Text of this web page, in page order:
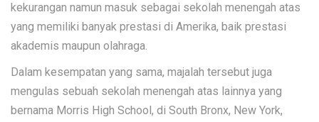
kekurangan namun masuk sebagai sekolah menengah atas
yang memiliki banyak prestasi di Amerika, baik prestasi
akademis maupun olahraga.
Dalam kesempatan yang sama, majalah tersebut juga
mengulas sebuah sekolah menengah atas lainnya yang
bernama Morris High School, di South Bronx, New York,